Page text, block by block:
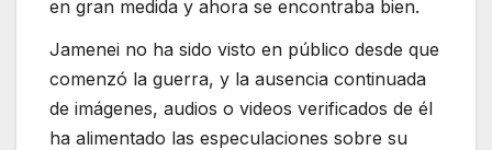
en gran medida y ahora se encontraba bien.
Jamenei no ha sido visto en público desde que
comenzó la guerra, y la ausencia continuada
de imágenes, audios o videos verificados de él
ha alimentado las especulaciones sobre su